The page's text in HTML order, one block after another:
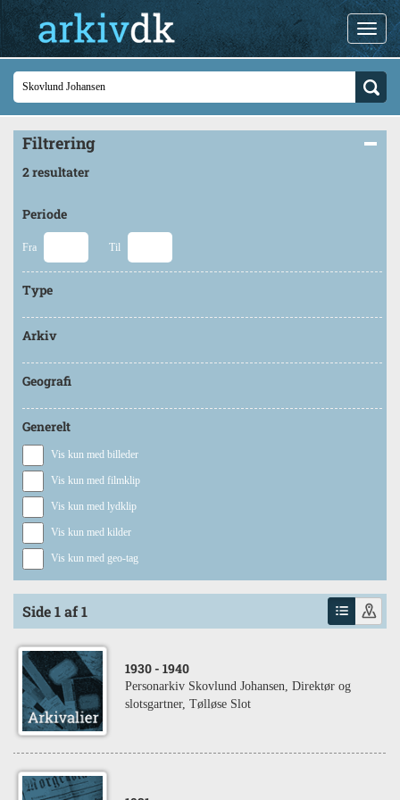
Filtrering
2 resultater
Periode
Fra Til
Type
Arkiv
Geografi
Generelt
Vis kun med billeder
Vis kun med filmklip
Vis kun med lydklip
Vis kun med kilder
Vis kun med geo-tag
Side 1 af 1
1930 - 1940
Personarkiv Skovlund Johansen, Direktør og
slotsgartner, Tølløse Slot